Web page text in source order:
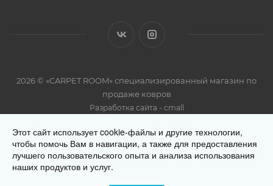
2026 © «CARPET ROOM» специализированный магазин по
продаже ковров
Разработка сайта - cmall
Этот сайт использует cookie-файлы и другие технологии,
чтобы помочь Вам в навигации, а также для предоставления
лучшего пользовательского опыта и анализа использования
наших продуктов и услуг.